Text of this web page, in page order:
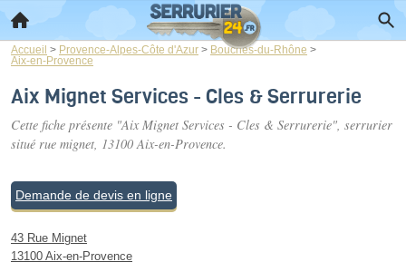
Accueil > Provence-Alpes-Côte d'Azur > Bouches-du-Rhône >
Aix-en-Provence
Aix Mignet Services - Cles & Serrurerie
Cette fiche présente "Aix Mignet Services - Cles & Serrurerie", serrurier
situé rue mignet, 13100 Aix-en-Provence.
Demande de devis en ligne
43 Rue Mignet
13100 Aix-en-Provence